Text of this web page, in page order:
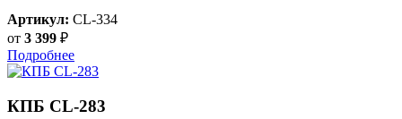
Артикул: CL-334
от 3 399 ₽
Подробнее
КПБ CL-283